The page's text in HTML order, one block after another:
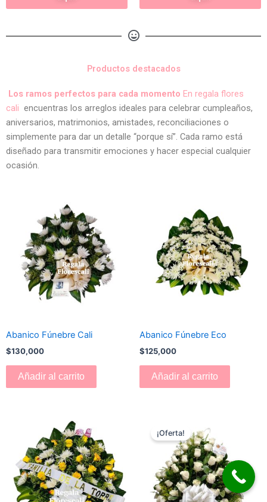
Productos destacados
Los ramos perfectos para cada momento En regala flores
cali encuentras los arreglos ideales para celebrar cumpleaños,
aniversarios, matrimonios, amistades, reconciliaciones o
simplemente para dar un detalle “porque sí”. Cada ramo está
diseñado para transmitir emociones y hacer especial cualquier
ocasión.
Abanico Fúnebre Cali
$130,000
Añadir al carrito
Abanico Fúnebre Eco
$125,000
Añadir al carrito
¡Oferta!precio
original
era:
$180,000.
es:
$170,000.